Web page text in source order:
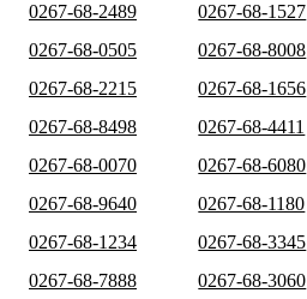
0267-68-2489
0267-68-1527
0267-68-0505
0267-68-8008
0267-68-2215
0267-68-1656
0267-68-8498
0267-68-4411
0267-68-0070
0267-68-6080
0267-68-9640
0267-68-1180
0267-68-1234
0267-68-3345
0267-68-7888
0267-68-3060